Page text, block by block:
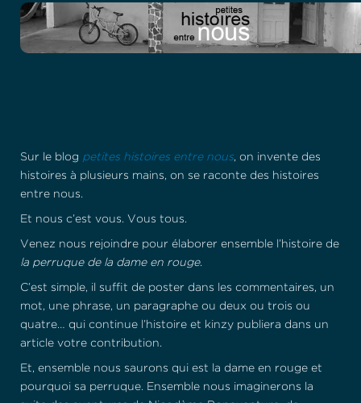
Sur le blog petites histoires entre nous, on invente des
histoires à plusieurs mains, on se raconte des histoires
entre nous.
Et nous c’est vous. Vous tous.
Venez nous rejoindre pour élaborer ensemble l’histoire de
la perruque de la dame en rouge.
C’est simple, il suffit de poster dans les commentaires, un
mot, une phrase, un paragraphe ou deux ou trois ou
quatre… qui continue l’histoire et kinzy publiera dans un
article votre contribution.
Et, ensemble nous saurons qui est la dame en rouge et
pourquoi sa perruque. Ensemble nous imaginerons la